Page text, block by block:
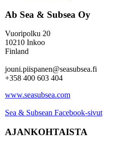
Ab Sea & Subsea Oy
Vuoripolku 20
10210 Inkoo
Finland
jouni.piispanen@seasubsea.fi
+358 400 603 404
www.seasubsea.com
Sea & Subsean Facebook-sivut
AJANKOHTAISTA